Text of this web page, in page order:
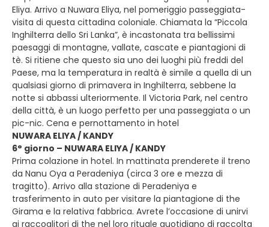
Eliya. Arrivo a Nuwara Eliya, nel pomeriggio passeggiata-
visita di questa cittadina coloniale. Chiamata la “Piccola
Inghilterra dello Sri Lanka”, è incastonata tra bellissimi
paesaggi di montagne, vallate, cascate e piantagioni di
tè. Si ritiene che questo sia uno dei luoghi più freddi del
Paese, ma la temperatura in realtà è simile a quella di un
qualsiasi giorno di primavera in Inghilterra, sebbene la
notte si abbassi ulteriormente. Il Victoria Park, nel centro
della città, è un luogo perfetto per una passeggiata o un
pic-nic. Cena e pernottamento in hotel
NUWARA ELIYA / KANDY
6° giorno – NUWARA ELIYA / KANDY
Prima colazione in hotel. In mattinata prenderete il treno
da Nanu Oya a Peradeniya (circa 3 ore e mezza di
tragitto). Arrivo alla stazione di Peradeniya e
trasferimento in auto per visitare la piantagione di the
Girama e la relativa fabbrica. Avrete l’occasione di unirvi
ai raccoglitori di the nel loro rituale quotidiano di raccolta